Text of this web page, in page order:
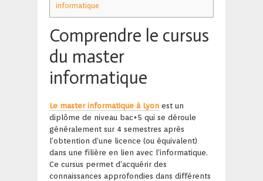
informatique
Comprendre le cursus
du master
informatique
Le master informatique à Lyon est un
diplôme de niveau bac+5 qui se déroule
généralement sur 4 semestres après
l’obtention d’une licence (ou équivalent)
dans une filière en lien avec l’informatique.
Ce cursus permet d’acquérir des
connaissances approfondies dans différents